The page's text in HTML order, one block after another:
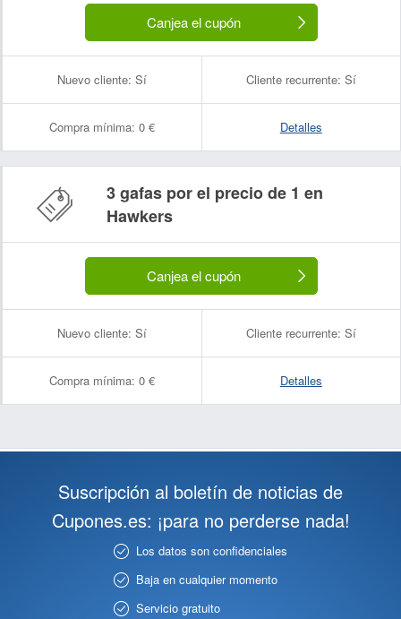
Canjea el cupón
Nuevo cliente: Sí Cliente recurrente: Sí
Compra mínima: 0 € Detalles
3 gafas por el precio de 1 en
Hawkers
Canjea el cupón
Nuevo cliente: Sí Cliente recurrente: Sí
Compra mínima: 0 € Detalles
Suscripción al boletín de noticias de
Cupones.es: ¡para no perderse nada!
Los datos son confidenciales
Baja en cualquier momento
Servicio gratuito